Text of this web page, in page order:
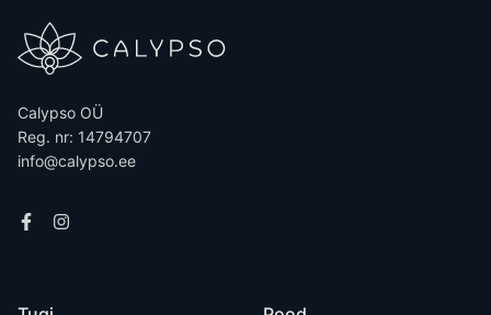
Calypso OÜ
Reg. nr: 14794707
info@calypso.ee